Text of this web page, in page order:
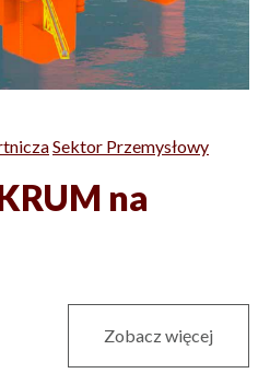
Sektor Przemysłowy
na
Zobacz więcej